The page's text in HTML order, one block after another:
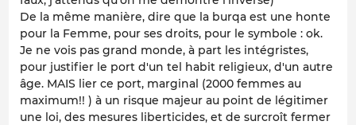
De la même manière, dire que la burqa est une honte
pour la Femme, pour ses droits, pour le symbole : ok.
Je ne vois pas grand monde, à part les intégristes,
pour justifier le port d'un tel habit religieux, d'un autre
âge. MAIS lier ce port, marginal (2000 femmes au
maximum!! ) à un risque majeur au point de légitimer
une loi, des mesures liberticides, et de surcroît fermer